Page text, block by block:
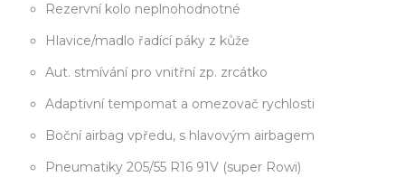
Rezervní kolo neplnohodnotné
Hlavice/madlo řadící páky z kůže
Aut. stmívání pro vnitřní zp. zrcátko
Adaptivní tempomat a omezovač rychlosti
Boční airbag vpředu, s hlavovým airbagem
Pneumatiky 205/55 R16 91V (super Rowi)